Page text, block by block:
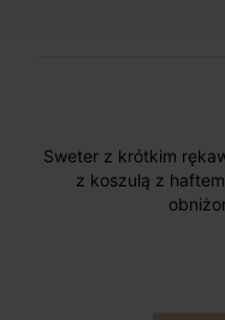
Sweter z krótkim
z koszulą z